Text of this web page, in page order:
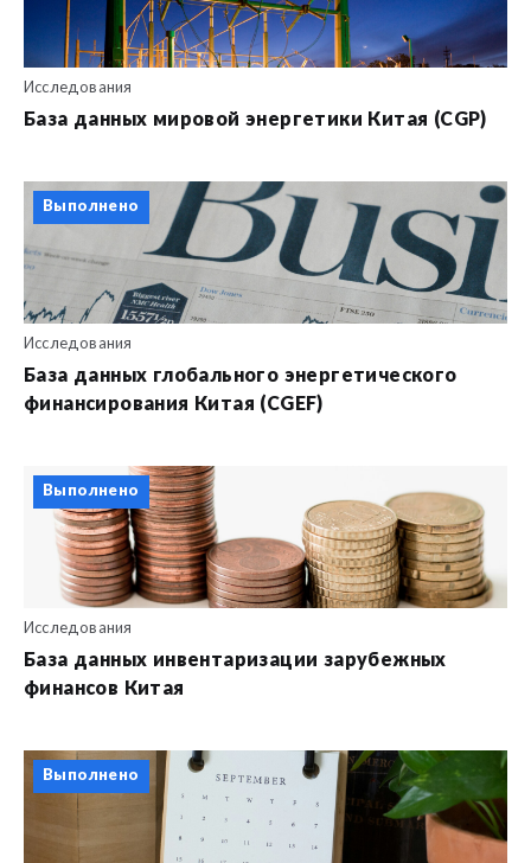
Исследования
База данных мировой энергетики Китая (CGP)
Выполнено
Исследования
База данных глобального энергетического
финансирования Китая (CGEF)
Выполнено
Исследования
База данных инвентаризации зарубежных
финансов Китая
Выполнено